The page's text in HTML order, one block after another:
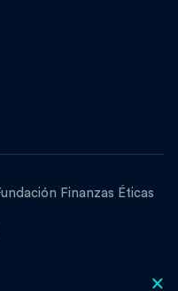
Finanzas Éticas
×